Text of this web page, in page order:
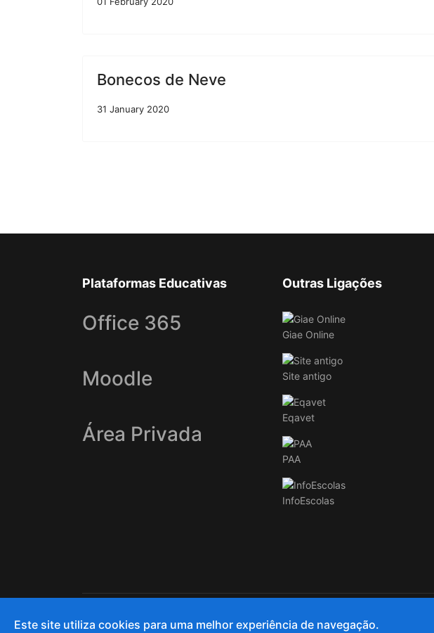
Bonecos de Neve
31 January 2020
Plataformas Educativas
Office 365
Moodle
Área Privada
Outras Ligações
Giae Online
Site antigo
Eqavet
PAA
InfoEscolas
© 2020 and Beyond AECC
Este site utiliza cookies para uma melhor experiência de navegação.